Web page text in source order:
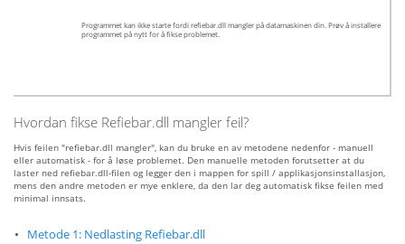
Programmet kan ikke starte fordi refiebar.dll mangler på datamaskinen din. Prøv å installere
programmet på nytt for å fikse problemet.
Hvordan fikse Refiebar.dll mangler feil?
Hvis feilen "refiebar.dll mangler", kan du bruke en av metodene nedenfor - manuell
eller automatisk - for å løse problemet. Den manuelle metoden forutsetter at du
laster ned refiebar.dll-filen og legger den i mappen for spill / applikasjonsinstallasjon,
mens den andre metoden er mye enklere, da den lar deg automatisk fikse feilen med
minimal innsats.
Metode 1: Nedlasting Refiebar.dll